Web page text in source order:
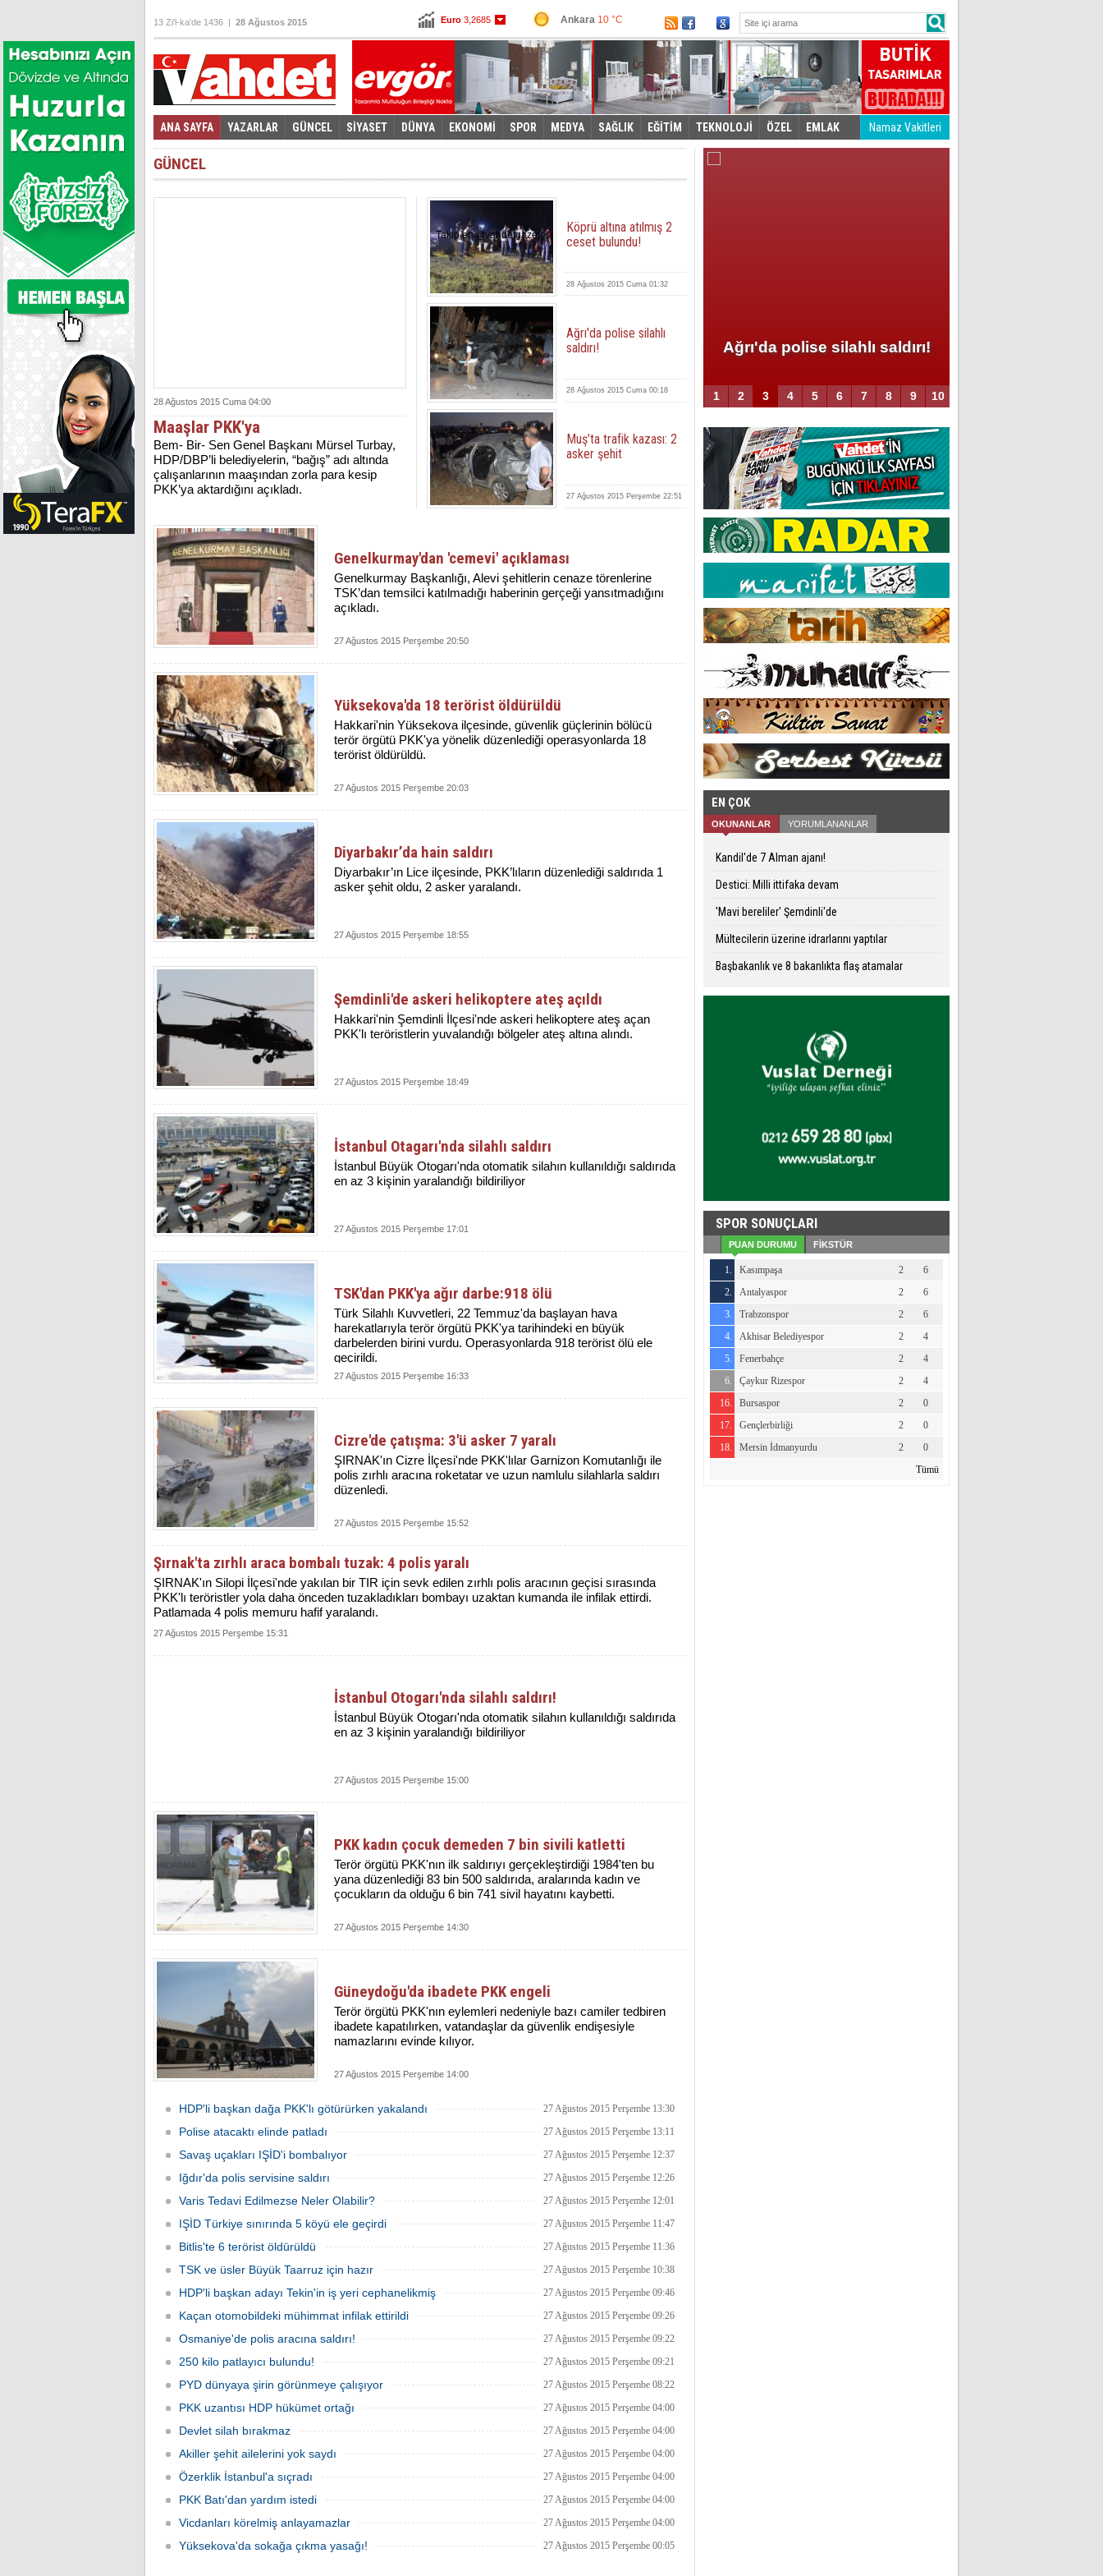
Euro3,2685 Ankara10 °C
Namaz Vakitleri
13 Zi'l-ka'de 1436 | 28 Ağustos 2015
ANA SAYFA YAZARLAR GÜNCEL SİYASET DÜNYA EKONOMİ SPOR MEDYA SAĞLIK EĞİTİM TEKNOLOJİ ÖZEL EMLAK
Foto Galeri | Video Galeri
GÜNCEL
28 Ağustos 2015 Cuma 04:00
Maaşlar PKK'ya
Bem- Bir- Sen Genel Başkanı Mürsel Turbay,
HDP/DBP’li belediyelerin, “bağış” adı altında
çalışanlarının maaşından zorla para kesip
PKK’ya aktardığını açıkladı.
Köprü altına atılmış 2
ceset bulundu!
28 Ağustos 2015 Cuma 01:32
Ağrı'da polise silahlı
saldırı!
28 Ağustos 2015 Cuma 00:18
Muş’ta trafik kazası: 2
asker şehit
27 Ağustos 2015 Perşembe 22:51
Genelkurmay'dan 'cemevi' açıklaması
Genelkurmay Başkanlığı, Alevi şehitlerin cenaze törenlerine
TSK’dan temsilci katılmadığı haberinin gerçeği yansıtmadığını
açıkladı.
27 Ağustos 2015 Perşembe 20:50
Yüksekova'da 18 terörist öldürüldü
Hakkari'nin Yüksekova ilçesinde, güvenlik güçlerinin bölücü
terör örgütü PKK'ya yönelik düzenlediği operasyonlarda 18
terörist öldürüldü.
27 Ağustos 2015 Perşembe 20:03
Diyarbakır’da hain saldırı
Diyarbakır’ın Lice ilçesinde, PKK’lıların düzenlediği saldırıda 1
asker şehit oldu, 2 asker yaralandı.
27 Ağustos 2015 Perşembe 18:55
Şemdinli'de askeri helikoptere ateş açıldı
Hakkari'nin Şemdinli İlçesi'nde askeri helikoptere ateş açan
PKK'lı teröristlerin yuvalandığı bölgeler ateş altına alındı.
27 Ağustos 2015 Perşembe 18:49
İstanbul Otagarı'nda silahlı saldırı
İstanbul Büyük Otogarı'nda otomatik silahın kullanıldığı saldırıda
en az 3 kişinin yaralandığı bildiriliyor
27 Ağustos 2015 Perşembe 17:01
TSK'dan PKK'ya ağır darbe:918 ölü
Türk Silahlı Kuvvetleri, 22 Temmuz'da başlayan hava
harekatlarıyla terör örgütü PKK'ya tarihindeki en büyük
darbelerden birini vurdu. Operasyonlarda 918 terörist ölü ele
geçirildi.
27 Ağustos 2015 Perşembe 16:33
Cizre'de çatışma: 3'ü asker 7 yaralı
ŞIRNAK'ın Cizre İlçesi'nde PKK'lılar Garnizon Komutanlığı ile
polis zırhlı aracına roketatar ve uzun namlulu silahlarla saldırı
düzenledi.
27 Ağustos 2015 Perşembe 15:52
Şırnak'ta zırhlı araca bombalı tuzak: 4 polis yaralı
ŞIRNAK'ın Silopi İlçesi'nde yakılan bir TIR için sevk edilen zırhlı polis aracının geçisi sırasında
PKK'lı teröristler yola daha önceden tuzakladıkları bombayı uzaktan kumanda ile infilak ettirdi.
Patlamada 4 polis memuru hafif yaralandı.
27 Ağustos 2015 Perşembe 15:31
İstanbul Otogarı'nda silahlı saldırı!
İstanbul Büyük Otogarı'nda otomatik silahın kullanıldığı saldırıda
en az 3 kişinin yaralandığı bildiriliyor
27 Ağustos 2015 Perşembe 15:00
PKK kadın çocuk demeden 7 bin sivili katletti
Terör örgütü PKK'nın ilk saldırıyı gerçekleştirdiği 1984'ten bu
yana düzenlediği 83 bin 500 saldırıda, aralarında kadın ve
çocukların da olduğu 6 bin 741 sivil hayatını kaybetti.
27 Ağustos 2015 Perşembe 14:30
Güneydoğu'da ibadete PKK engeli
Terör örgütü PKK'nın eylemleri nedeniyle bazı camiler tedbiren
ibadete kapatılırken, vatandaşlar da güvenlik endişesiyle
namazlarını evinde kılıyor.
27 Ağustos 2015 Perşembe 14:00
HDP'li başkan dağa PKK'lı götürürken yakalandı 27 Ağustos 2015 Perşembe 13:30
Polise atacaktı elinde patladı 27 Ağustos 2015 Perşembe 13:11
Savaş uçakları IŞİD'i bombalıyor 27 Ağustos 2015 Perşembe 12:37
Iğdır'da polis servisine saldırı 27 Ağustos 2015 Perşembe 12:26
Varis Tedavi Edilmezse Neler Olabilir? 27 Ağustos 2015 Perşembe 12:01
IŞİD Türkiye sınırında 5 köyü ele geçirdi 27 Ağustos 2015 Perşembe 11:47
Bitlis'te 6 terörist öldürüldü 27 Ağustos 2015 Perşembe 11:36
TSK ve üsler Büyük Taarruz için hazır 27 Ağustos 2015 Perşembe 10:38
HDP'li başkan adayı Tekin'in iş yeri cephanelikmiş 27 Ağustos 2015 Perşembe 09:46
Kaçan otomobildeki mühimmat infilak ettirildi 27 Ağustos 2015 Perşembe 09:26
Osmaniye'de polis aracına saldırı! 27 Ağustos 2015 Perşembe 09:22
250 kilo patlayıcı bulundu! 27 Ağustos 2015 Perşembe 09:21
PYD dünyaya şirin görünmeye çalışıyor 27 Ağustos 2015 Perşembe 08:22
PKK uzantısı HDP hükümet ortağı 27 Ağustos 2015 Perşembe 04:00
Devlet silah bırakmaz 27 Ağustos 2015 Perşembe 04:00
Akiller şehit ailelerini yok saydı 27 Ağustos 2015 Perşembe 04:00
Özerklik İstanbul'a sıçradı 27 Ağustos 2015 Perşembe 04:00
PKK Batı'dan yardım istedi 27 Ağustos 2015 Perşembe 04:00
Vicdanları körelmiş anlayamazlar 27 Ağustos 2015 Perşembe 04:00
Yüksekova'da sokağa çıkma yasağı! 27 Ağustos 2015 Perşembe 00:05
Köprü altına atılmış 2 ceset
İşte seçime girecek 29 parti Ağrı'da polise silahlı saldırı!
1 2 3 4 5 6 7 8 9 10
EN ÇOK
OKUNANLAR YORUMLANANLAR
Kandil'de 7 Alman ajanı!
Destici: Milli ittifaka devam
'Mavi bereliler' Şemdinli'de
Mültecilerin üzerine idrarlarını yaptılar
Başbakanlık ve 8 bakanlıkta flaş atamalar
SPOR SONUÇLARI
PUAN DURUMU FİKSTÜR
1. Kasımpaşa 2 6
4
2. Antalyaspor 2 6
3
3. Trabzonspor 2 6
2
4. Akhisar Belediyespor 2 4
2
5. Fenerbahçe 2 4
2
6. Çaykur Rizespor 2 4
1
16. Bursaspor 2 0
-2
17. Gençlerbirliği 2 0
-3
18. Mersin İdmanyurdu 2 0
Tümü
Takip et: @vahdetgazetesi